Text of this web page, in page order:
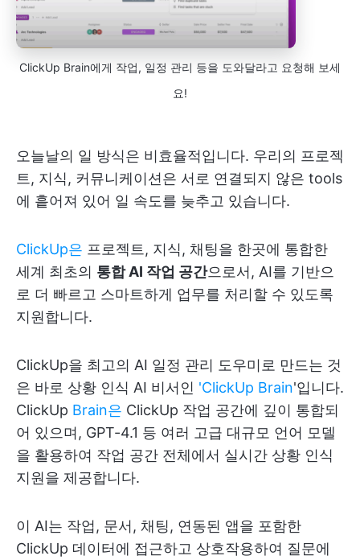
ClickUp Brain에게 작업, 일정 관리 등을 도와달라고 요청해 보세
요!
오늘날의 일 방식은 비효율적입니다. 우리의 프로젝
트, 지식, 커뮤니케이션은 서로 연결되지 않은 tools
에 흩어져 있어 일 속도를 늦추고 있습니다.
ClickUp은 프로젝트, 지식, 채팅을 한곳에 통합한
세계 최초의 통합 AI 작업 공간으로서, AI를 기반으
로 더 빠르고 스마트하게 업무를 처리할 수 있도록
지원합니다.
ClickUp을 최고의 AI 일정 관리 도우미로 만드는 것
은 바로 상황 인식 AI 비서인 'ClickUp Brain'입니다.
ClickUp Brain은 ClickUp 작업 공간에 깊이 통합되
어 있으며, GPT-4.1 등 여러 고급 대규모 언어 모델
을 활용하여 작업 공간 전체에서 실시간 상황 인식
지원을 제공합니다.
이 AI는 작업, 문서, 채팅, 연동된 앱을 포함한
ClickUp 데이터에 접근하고 상호작용하여 질문에